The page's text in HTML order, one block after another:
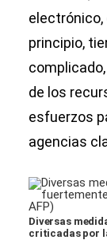
electrónico,
principio,
de los
esfuerzos
agencias
Diversas
criticadas por